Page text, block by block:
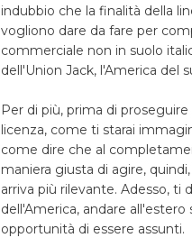
indubbio che la finalità della
vogliono dare da fare per
commerciale non in suolo
dell'Union Jack, l'America del
Per di più, prima di
licenza, come ti starai
come dire che al
maniera giusta di agire,
arriva più rilevante. Adesso,
dell'America, andare
opportunità di essere assunti.